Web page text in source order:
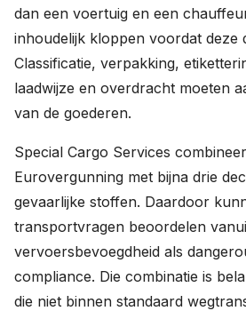
dan een voertuig en een
inhoudelijk kloppen voordat deze
Classificatie, verpakking,
laadwijze en overdracht moeten
van de goederen.
Special Cargo Services
Eurovergunning met bijna drie
gevaarlijke stoffen. Daardoor
transportvragen beoordelen
vervoersbevoegdheid als
compliance. Die combinatie is
die niet binnen standaard